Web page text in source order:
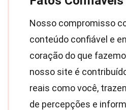
Nosso compromisso
conteúdo confiável e
coração do que
nosso site é
reais como você,
de percepções e